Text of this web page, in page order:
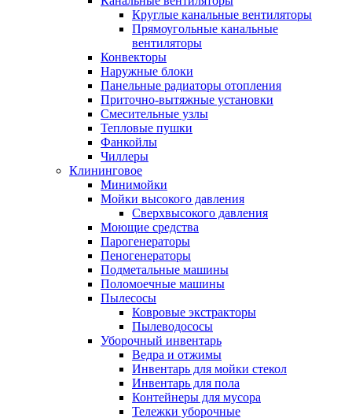
Круглые канальные вентиляторы
Прямоугольные канальные
вентиляторы
Конвекторы
Наружные блоки
Панельные радиаторы отопления
Приточно-вытяжные установки
Смесительные узлы
Тепловые пушки
Фанкойлы
Чиллеры
Клининговое
Минимойки
Мойки высокого давления
Сверхвысокого давления
Моющие средства
Парогенераторы
Пеногенераторы
Подметальные машины
Поломоечные машины
Пылесосы
Ковровые экстракторы
Пылеводососы
Уборочный инвентарь
Ведра и отжимы
Инвентарь для мойки стекол
Инвентарь для пола
Контейнеры для мусора
Тележки уборочные